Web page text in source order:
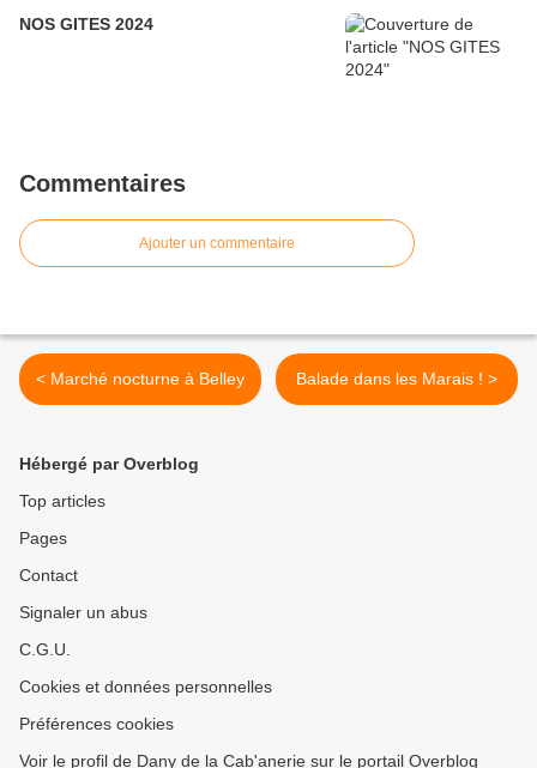
NOS GITES 2024
Commentaires
Ajouter un commentaire
< Marché nocturne à Belley Balade dans les Marais ! >
Hébergé par Overblog
Top articles
Pages
Contact
Signaler un abus
C.G.U.
Cookies et données personnelles
Préférences cookies
Voir le profil de Dany de la Cab'anerie sur le portail Overblog